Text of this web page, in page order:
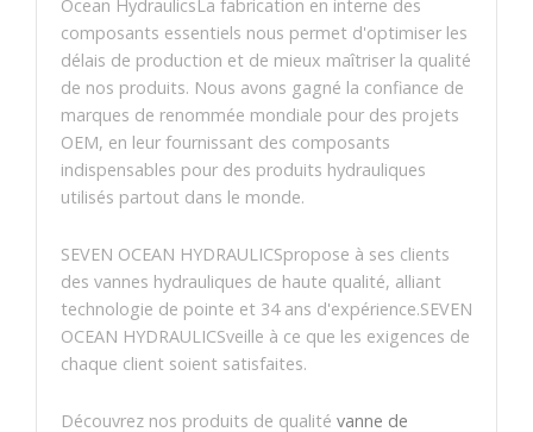
Ocean HydraulicsLa fabrication en interne des
composants essentiels nous permet d'optimiser les
délais de production et de mieux maîtriser la qualité
de nos produits. Nous avons gagné la confiance de
marques de renommée mondiale pour des projets
OEM, en leur fournissant des composants
indispensables pour des produits hydrauliques
utilisés partout dans le monde.
SEVEN OCEAN HYDRAULICSpropose à ses clients
des vannes hydrauliques de haute qualité, alliant
technologie de pointe et 34 ans d'expérience.SEVEN
OCEAN HYDRAULICSveille à ce que les exigences de
chaque client soient satisfaites.
Découvrez nos produits de qualité vanne de